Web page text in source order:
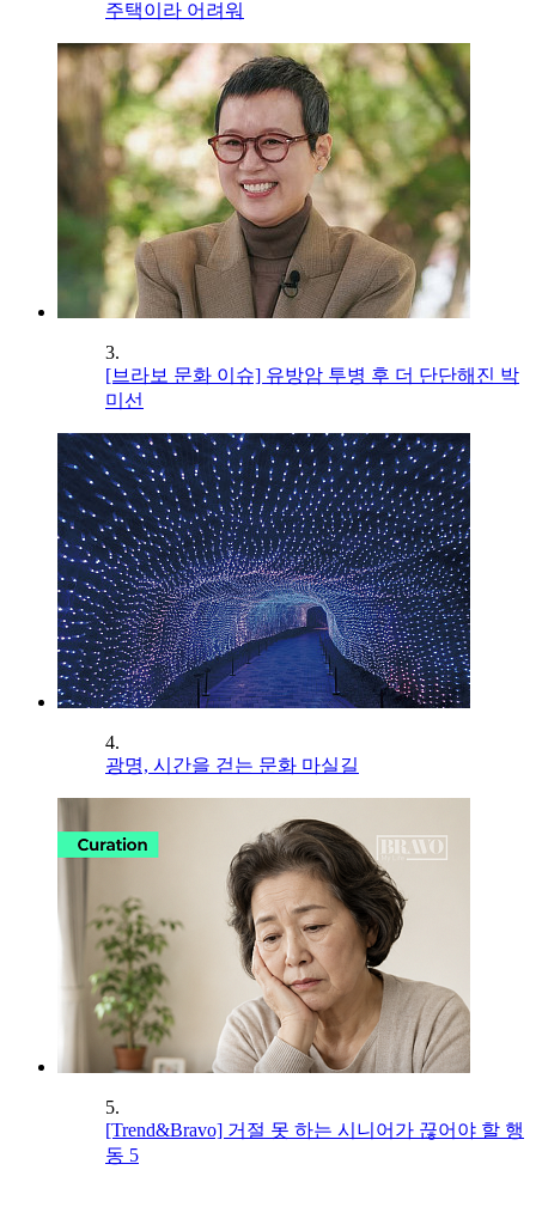
주택이라 어려워
3.
[브라보 문화 이슈] 유방암 투병 후 더 단단해진 박
미선
4.
광명, 시간을 걷는 문화 마실길
5.
[Trend&Bravo] 거절 못 하는 시니어가 끊어야 할 행
동 5